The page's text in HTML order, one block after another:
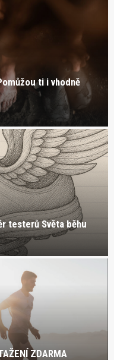
ti i vhodně
testerů Světa běhu
ZDARMA